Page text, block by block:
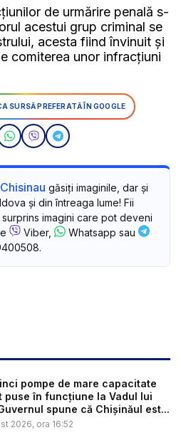
de urmărire penală s-
acestui grup criminal se
acesta fiind învinuit și
comiterea unor infracțiuni
SURSĂ PREFERATĂ ÎN GOOGLE
găsiți imaginile, dar și
și din întreaga lume! Fii
imagini care pot deveni
Viber,
Whatsapp sau
pompe de mare capacitate
puse în funcțiune la Vadul lui
spune că Chișinăul est...
2026, ora 16:52